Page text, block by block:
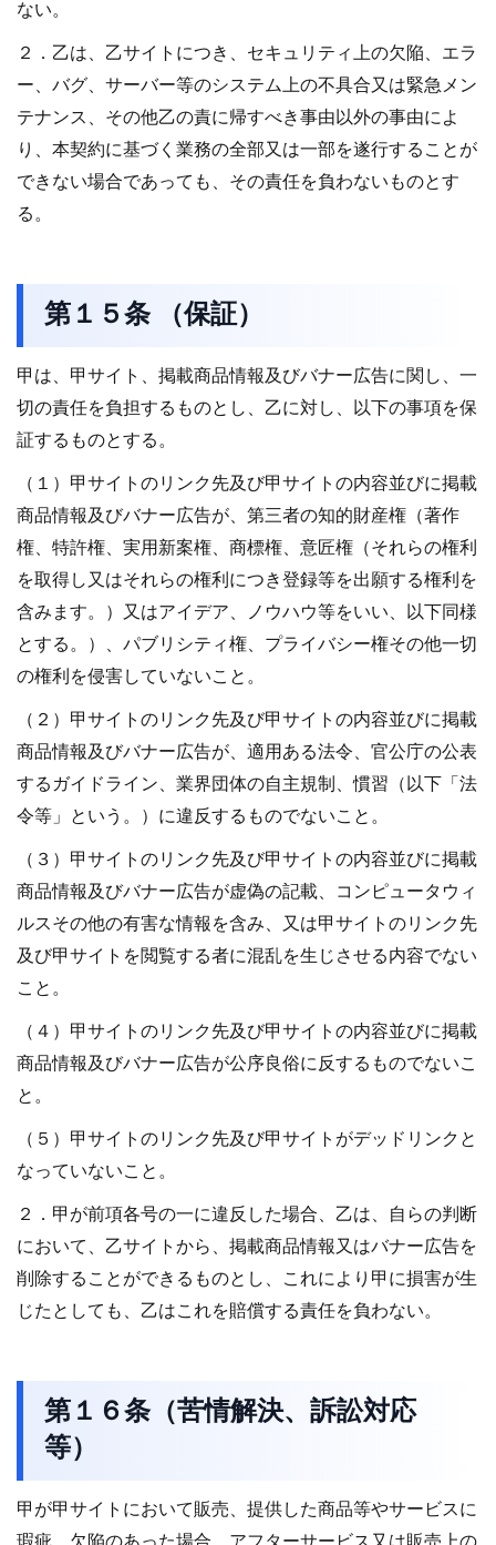
ない。
２．乙は、乙サイトにつき、セキュリティ上の欠陥、エラ
ー、バグ、サーバー等のシステム上の不具合又は緊急メン
テナンス、その他乙の責に帰すべき事由以外の事由によ
り、本契約に基づく業務の全部又は一部を遂行することが
できない場合であっても、その責任を負わないものとす
る。
第１５条 （保証）
甲は、甲サイト、掲載商品情報及びバナー広告に関し、一
切の責任を負担するものとし、乙に対し、以下の事項を保
証するものとする。
（１）甲サイトのリンク先及び甲サイトの内容並びに掲載
商品情報及びバナー広告が、第三者の知的財産権（著作
権、特許権、実用新案権、商標権、意匠権（それらの権利
を取得し又はそれらの権利につき登録等を出願する権利を
含みます。）又はアイデア、ノウハウ等をいい、以下同様
とする。）、パブリシティ権、プライバシー権その他一切
の権利を侵害していないこと。
（２）甲サイトのリンク先及び甲サイトの内容並びに掲載
商品情報及びバナー広告が、適用ある法令、官公庁の公表
するガイドライン、業界団体の自主規制、慣習（以下「法
令等」という。）に違反するものでないこと。
（３）甲サイトのリンク先及び甲サイトの内容並びに掲載
商品情報及びバナー広告が虚偽の記載、コンピュータウィ
ルスその他の有害な情報を含み、又は甲サイトのリンク先
及び甲サイトを閲覧する者に混乱を生じさせる内容でない
こと。
（４）甲サイトのリンク先及び甲サイトの内容並びに掲載
商品情報及びバナー広告が公序良俗に反するものでないこ
と。
（５）甲サイトのリンク先及び甲サイトがデッドリンクと
なっていないこと。
２．甲が前項各号の一に違反した場合、乙は、自らの判断
において、乙サイトから、掲載商品情報又はバナー広告を
削除することができるものとし、これにより甲に損害が生
じたとしても、乙はこれを賠償する責任を負わない。
第１６条（苦情解決、訴訟対応
等）
甲が甲サイトにおいて販売、提供した商品等やサービスに